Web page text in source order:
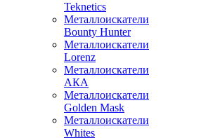
Teknetics
Металлоискатели
Bounty Hunter
Металлоискатели
Lorenz
Металлоискатели
АКА
Металлоискатели
Golden Mask
Металлоискатели
Whites